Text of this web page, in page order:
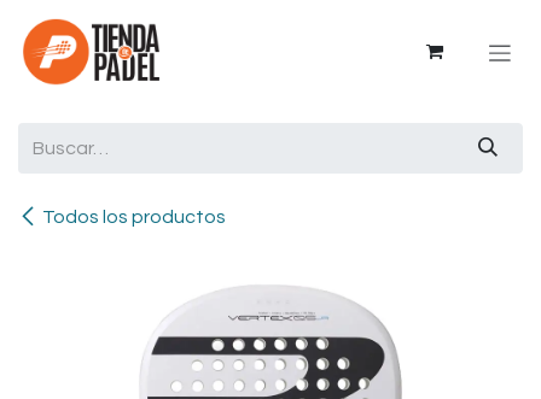
Ir al contenido
Todos los productos